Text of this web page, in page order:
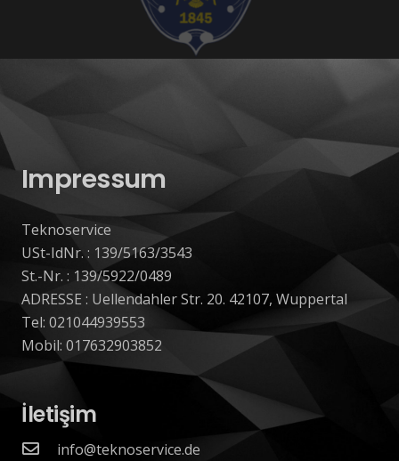
Impressum
Teknoservice
USt-IdNr. : 139/5163/3543
St.-Nr. : 139/5922/0489
ADRESSE : Uellendahler Str. 20. 42107, Wuppertal
Tel: 021044939553
Mobil: 017632903852
İletişim
info@teknoservice.de